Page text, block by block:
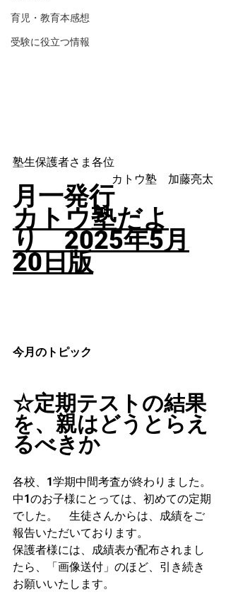
育児・教育本感想
受験に役立つ情報
塾生保護者さま各位
カトウ塾　加藤亮太
月一発行
カトウ塾だよ
り　2025年5月
20日版
今月のトピック
☆定期テストの結果
を、親はどうとらえ
るべきか
各校、1学期中間考査が終わりました。
中1のお子様にとっては、初めての定期
でした。　生徒さんからは、成績をご
報告いただいております。
保護者様には、成績表が配布されまし
たら、「画像送付」のほど、引き続き
お願いいたします。